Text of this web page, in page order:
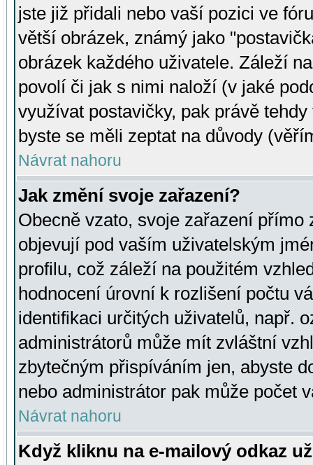
jste již přidali nebo vaší pozici ve
větší obrázek, známý jako
obrázek každého uživatele. Záleží
povolí či jak s nimi naloží (v jaké
využívat postavičky, pak právě
byste se měli zeptat na důvody
Návrat nahoru
Jak změní svoje zařazení?
Obecně vzato, svoje zařazení přímo
objevují pod vaším uživatelským
profilu, což záleží na použitém
hodnocení úrovní k rozlišení počtu
identifikaci určitých uživatelů, např.
administrátorů může mít zvláštní
zbytečným přispíváním jen, abyste
nebo administrátor pak může počet
Návrat nahoru
Když kliknu na e-mailový odkaz